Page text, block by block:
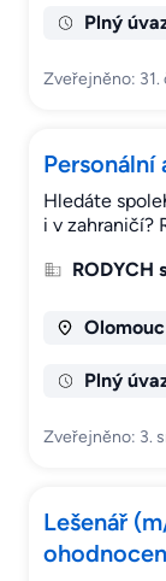
Plný
Zveřejněno: 31.
Hledáte
i v zahraničí?
RODYCH
Olomouc
Plný
Zveřejněno: 3.
Lešenář